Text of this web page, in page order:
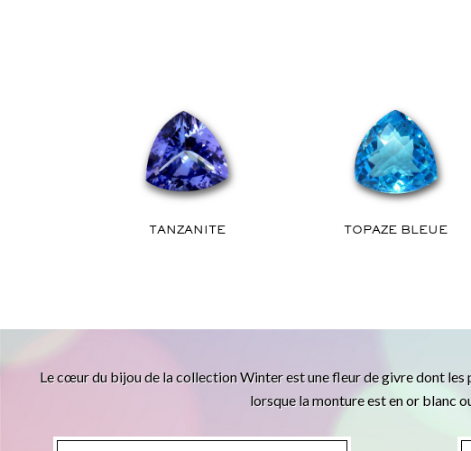
TANZANITE TOPAZE BLEUE
Le cœur du bijou de la collection Winter est une fleur de givre dont les
lorsque la monture est en or blanc